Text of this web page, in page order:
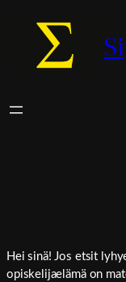
Hei sinä! Jos etsit
opiskelijaelämä on